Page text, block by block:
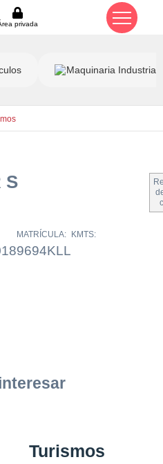
privada
Maquinaria Industrial
S
MATRÍCULA:
9694KLL
KMTS:
Turismos